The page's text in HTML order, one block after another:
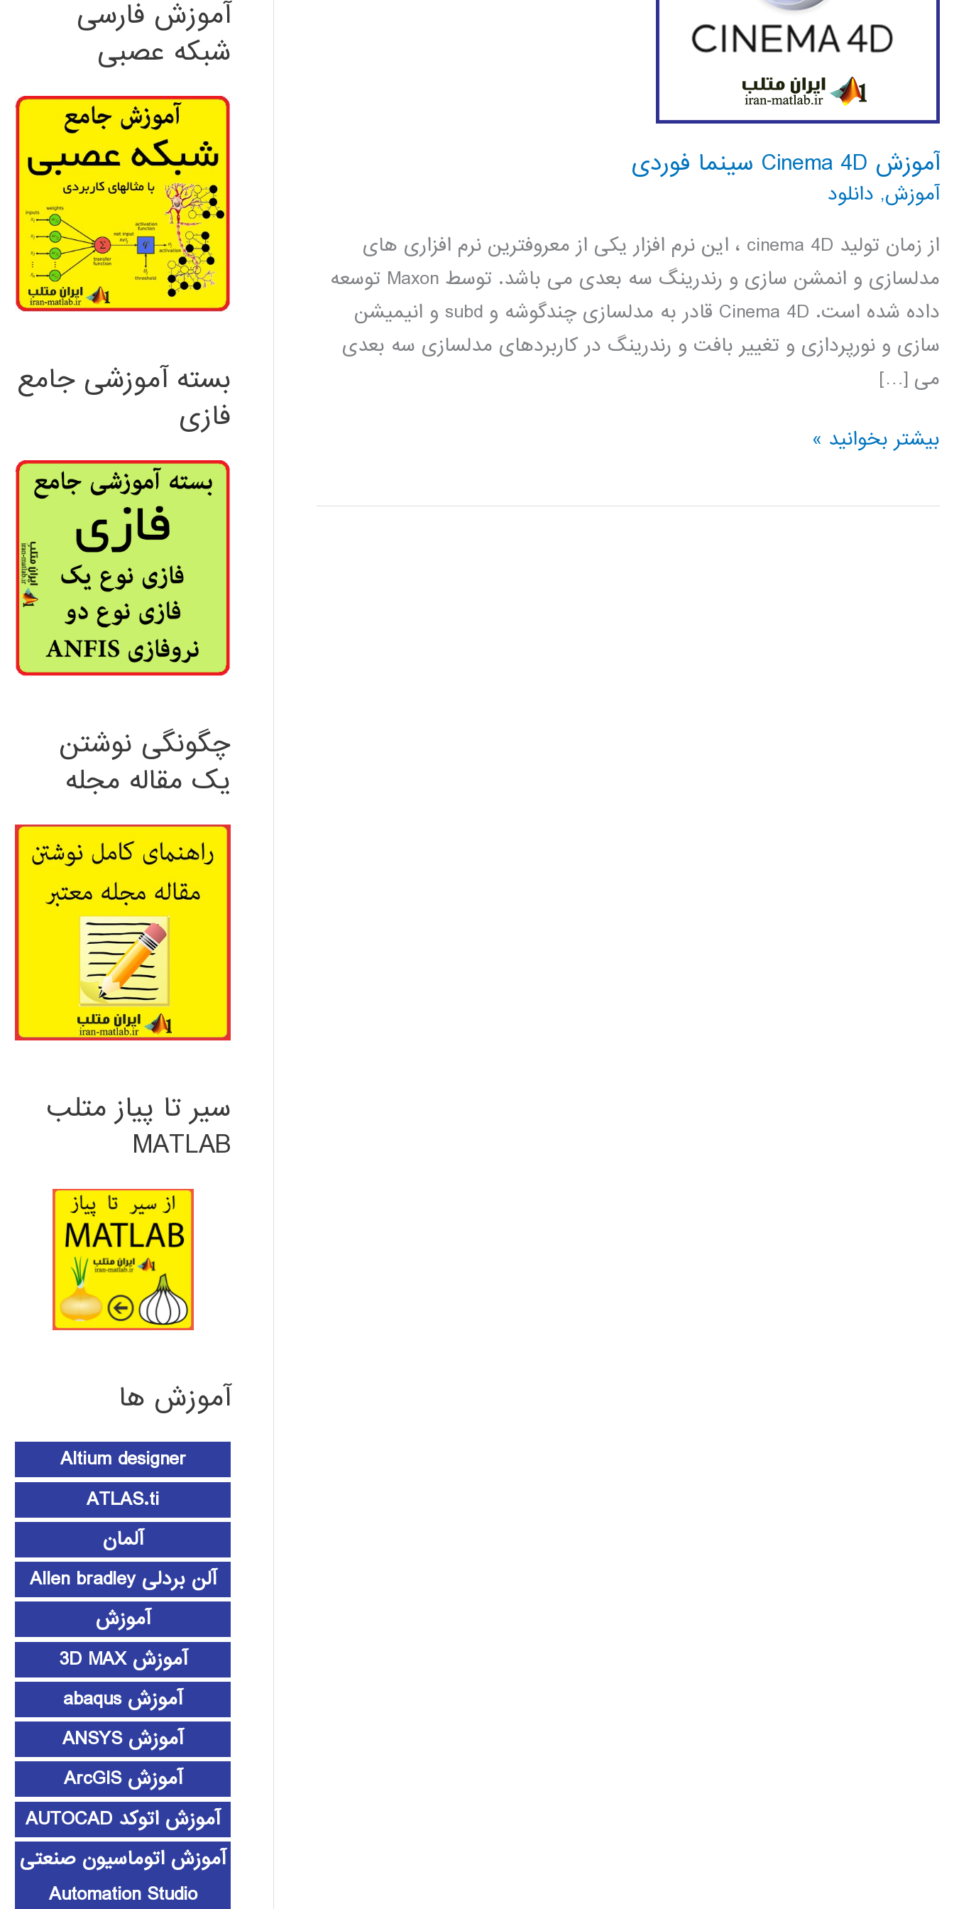
آموزش Cinema 4D سینما فوردی
آموزش, دانلود
از زمان تولید cinema 4D ، این نرم افزار یکی از معروفترین نرم افزاری های
مدلسازی و انمشن سازی و رندرینگ سه بعدی می باشد. توسط Maxon توسعه
داده شده است. Cinema 4D قادر به مدلسازی چندگوشه و subd و انیمیشن
سازی و نورپردازی و تغییر بافت و رندرینگ در کاربردهای مدلسازی سه بعدی
می […]
آموزش
4D
بیشتر بخوانید »
آموزش فارسی
شبکه عصبی
بسته آموزشی جامع
فازی
چگونگی نوشتن
یک مقاله مجله
سیر تا پیاز متلب
MATLAB
آموزش ها
Altium designer
ATLAS.ti
آلمان
آلن بردلی Allen bradley
آموزش
آموزش 3D MAX
آموزش abaqus
آموزش ANSYS
آموزش ArcGIS
آموزش اتوکد AUTOCAD
آموزش اتوماسیون صنعتی
Automation Studio